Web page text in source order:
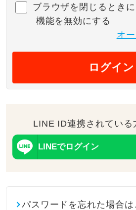
ブラウザを閉じるとき
機能を無効にする
オ
ログイン
LINE ID連携されている
LINEでログイン
パスワードを忘れた場合は